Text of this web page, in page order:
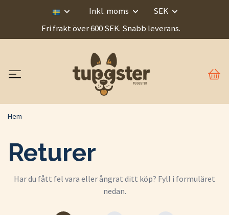
Inkl. moms
SEK
Fri frakt över 600 SEK. Snabb leverans.
Hem
Returer
Har du fått fel vara eller ångrat ditt köp? Fyll i formuläret
nedan.